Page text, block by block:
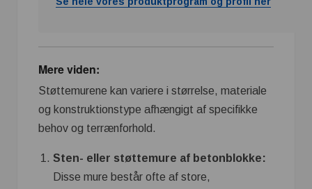
Mere viden:
Støttemurene kan variere i størrelse, materiale
og konstruktionstype afhængigt af specifikke
behov og terrænforhold.
Sten- eller støttemure af betonblokke:
Disse mure består ofte af store,